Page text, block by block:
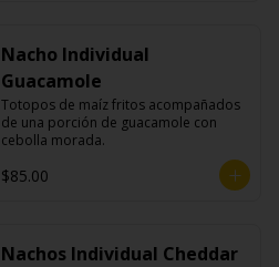
Nacho Individual
Guacamole
Totopos de maíz fritos acompañados
de una porción de guacamole con
cebolla morada.
$85.00
Nachos Individual Cheddar